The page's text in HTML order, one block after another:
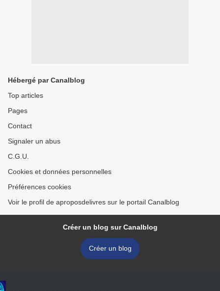
Hébergé par Canalblog
Top articles
Pages
Contact
Signaler un abus
C.G.U.
Cookies et données personnelles
Préférences cookies
Voir le profil de aproposdelivres sur le portail Canalblog
Créer un blog sur Canalblog
Créer un blog